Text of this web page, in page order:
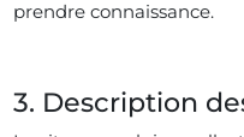
prendre connaissance.
3. Description